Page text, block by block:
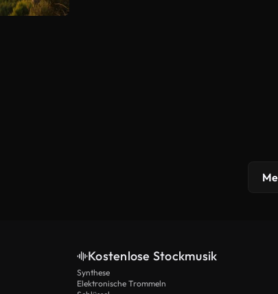
Kostenlose Stockmusik
Synthese
Elektronische Trommeln